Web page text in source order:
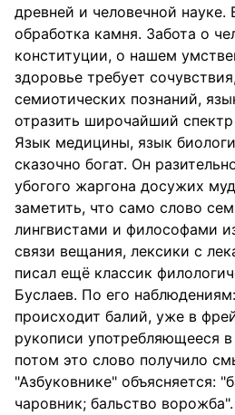
древней и человечной
обработка камня. Забота о
конституции, о нашем
здоровье требует
семиотических познаний,
отразить широчайший
Язык медицины, язык
сказочно богат. Он
убогого жаргона досужих
заметить, что само слово
лингвистами и философами
связи вещания, лексики с
писал ещё классик
Буслаев. По его
происходит балий, уже в
рукописи употребляющееся в
потом это слово получило
"Азбуковнике" объясняется:
чаровник; бальство